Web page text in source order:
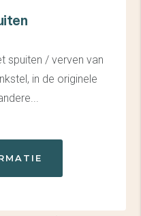
spuiten / verven van
in de originele